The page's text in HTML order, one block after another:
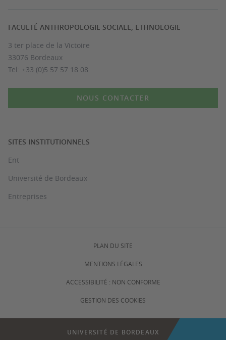
FACULTÉ ANTHROPOLOGIE SOCIALE, ETHNOLOGIE
3 ter place de la Victoire
33076 Bordeaux
Tel: +33 (0)5 57 57 18 08
NOUS CONTACTER
SITES INSTITUTIONNELS
Ent
Université de Bordeaux
Entreprises
PLAN DU SITE
MENTIONS LÉGALES
ACCESSIBILITÉ : NON CONFORME
GESTION DES COOKIES
UNIVERSITÉ DE BORDEAUX